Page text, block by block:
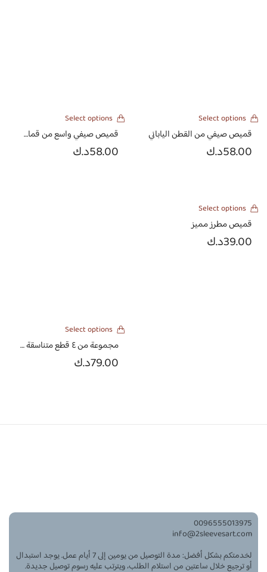
Select options
قميص صيفي من القطن الياباني
58.00د.ك
Select options
قميص صيفي واسع من قماش اللنن الهندي
58.00د.ك
Select options
قميص مطرز مميز
39.00د.ك
Select options
مجموعة من ٤ قطع متناسقة في بوكس توسليفز
79.00د.ك
‪0096555013975‬
info@2sleevesart.com
لخدمتكم بشكل أفضل: مدة التوصيل من يومين إلى 7 أيام عمل. يوجد استبدال
أو ترجيع خلال ساعتين من استلام الطلب، ويترتب عليه رسوم توصيل جديدة.